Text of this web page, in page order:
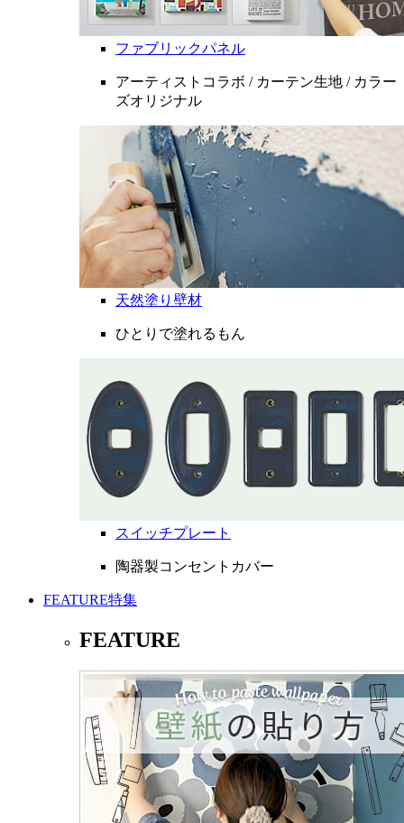
ファブリックパネル
アーティストコラボ / カーテン生地 / カラー
ズオリジナル
天然塗り壁材
ひとりで塗れるもん
スイッチプレート
陶器製コンセントカバー
FEATURE特集
FEATURE